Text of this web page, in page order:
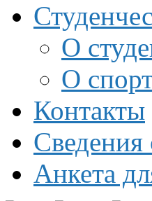
О
О
Контакты
Сведения
Анкета